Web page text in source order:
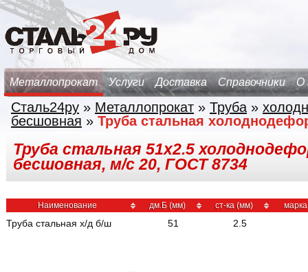
Металлопрокат Услуги Доставка Справочники О
Сталь24ру » Металлопрокат » Труба »
бесшовная » Труба стальная
Труба стальная 51х2.5
бесшовная, м/с 20, ГОСТ 8734
Наименование дм.Б (мм) ст-ка (мм)
Труба стальная х/д б/ш 51 2.5